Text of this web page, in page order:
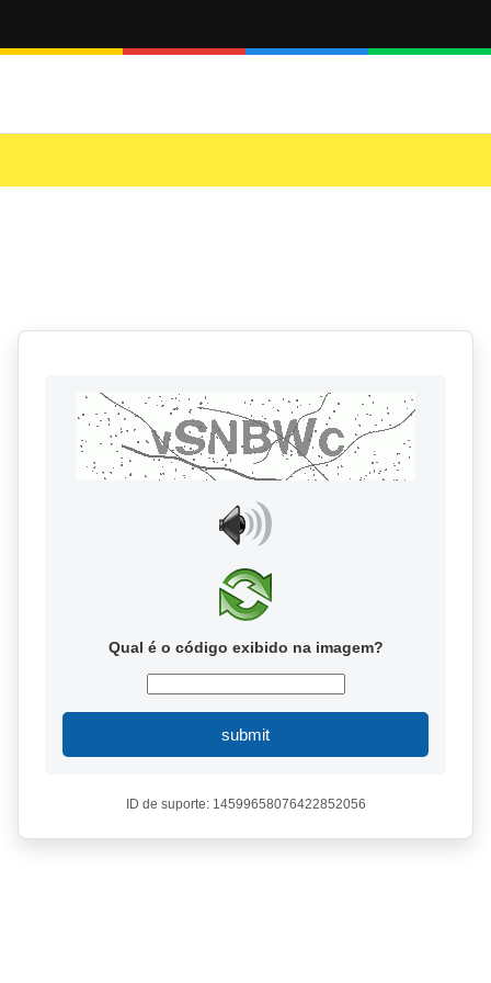
Qual é o código exibido na imagem?
submit
ID de suporte: 14599658076422852056